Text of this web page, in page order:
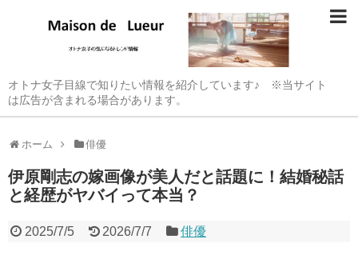
オトナ女子目線で知りたい情報を紹介しています♪ ※当サイト
は広告が含まれる場合があります。
ホーム 俳優
伊原剛志の嫁画像が美人だと話題に！結婚秘話
と経歴がヤバイって本当？
2025/7/5 2026/7/7 俳優